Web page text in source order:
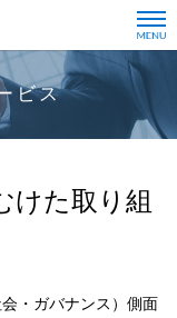
ビス
けた取り組
・ガバナンス）側面